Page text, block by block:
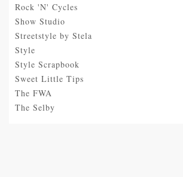
Rock 'N' Cycles
Show Studio
Streetstyle by Stela
Style
Style Scrapbook
Sweet Little Tips
The FWA
The Selby